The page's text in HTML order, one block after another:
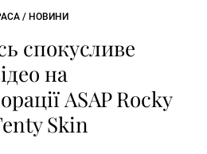
/ НОВИНИ
спокусливе
на
ASAP Rocky
Skin